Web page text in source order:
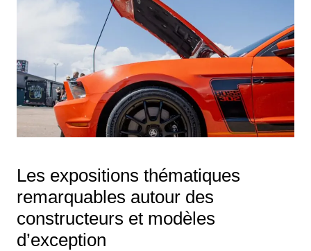
Les expositions thématiques
remarquables autour des
constructeurs et modèles
d’exception